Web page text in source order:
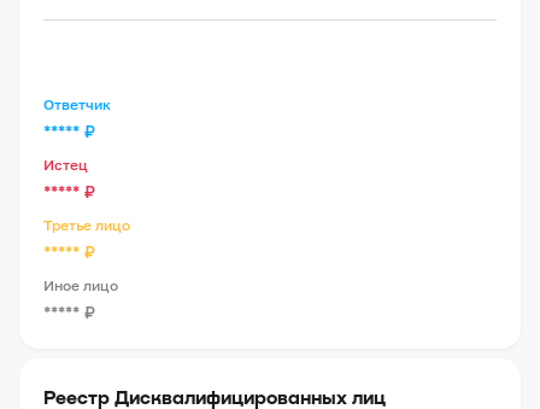
Ответчик
***** ₽
Истец
***** ₽
Третье лицо
***** ₽
Иное лицо
***** ₽
Реестр Дисквалифицированных лиц